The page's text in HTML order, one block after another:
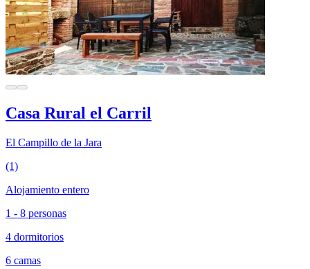
Casa Rural el Carril
El Campillo de la Jara
(1)
Alojamiento entero
1 - 8 personas
4 dormitorios
6 camas